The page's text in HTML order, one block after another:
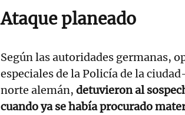
Ataque planeado
Según las autoridades germanas,
especiales de la Policía de la
norte alemán, detuvieron al
cuando ya se había procurado